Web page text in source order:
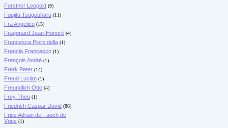
Forstner Leopold (9)
Foujita Tsugouharu (11)
Fra Angelico (15)
Fragonard Jean-Honoré (4)
Francesca Piero della (1)
Francia Francesco (1)
François André (1)
Frerk Peter (14)
Freud Lucian (1)
Freundlich Otto (4)
Frey Theo (1)
Friedrich Caspar David (86)
Fries Adrian de - auch de
Vries (1)